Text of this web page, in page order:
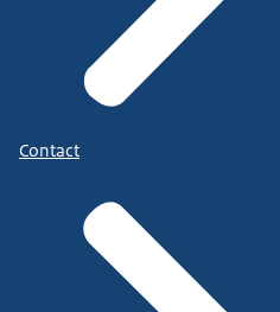
Contact